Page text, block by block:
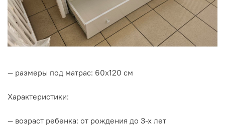
— размеры под матрас: 60х120 см
Характеристики:
— возраст ребенка: от рождения до 3-х лет